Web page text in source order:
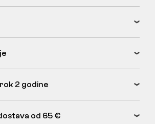
2 godine
od 65 €